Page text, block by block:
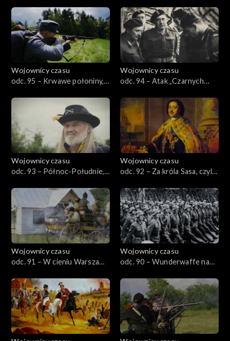
1933
1812
Wojownicy czasu
odc. 95 – Krwawe połoniny,
Wojownicy czasu
odc. 94 – Atak „Czarnych
Wojownicy czasu
odc. 93 – Północ-Południe,
Polaków
Wojownicy czasu
odc. 92 – Za króla Sasa, czyli
Wojownicy czasu
odc. 91 – W cieniu Warszawy,
Wojownicy czasu
odc. 90 – Wunderwaffe nad